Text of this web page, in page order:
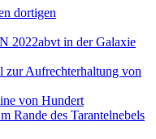
dortigen
2022abvt in der Galaxie
zur Aufrechterhaltung von
von Hundert
Rande des Tarantelnebels